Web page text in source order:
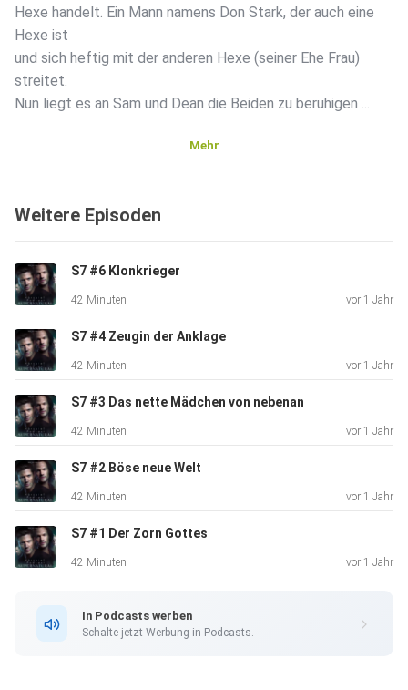
Hexe handelt. Ein Mann namens Don Stark, der auch eine
Hexe ist
und sich heftig mit der anderen Hexe (seiner Ehe Frau)
streitet.
Nun liegt es an Sam und Dean die Beiden zu beruhigen ...
Mehr
Weitere Episoden
S7 #6 Klonkrieger
42 Minuten vor 1 Jahr
S7 #4 Zeugin der Anklage
42 Minuten vor 1 Jahr
S7 #3 Das nette Mädchen von nebenan
42 Minuten vor 1 Jahr
S7 #2 Böse neue Welt
42 Minuten vor 1 Jahr
S7 #1 Der Zorn Gottes
42 Minuten vor 1 Jahr
In Podcasts werben
Schalte jetzt Werbung in Podcasts.